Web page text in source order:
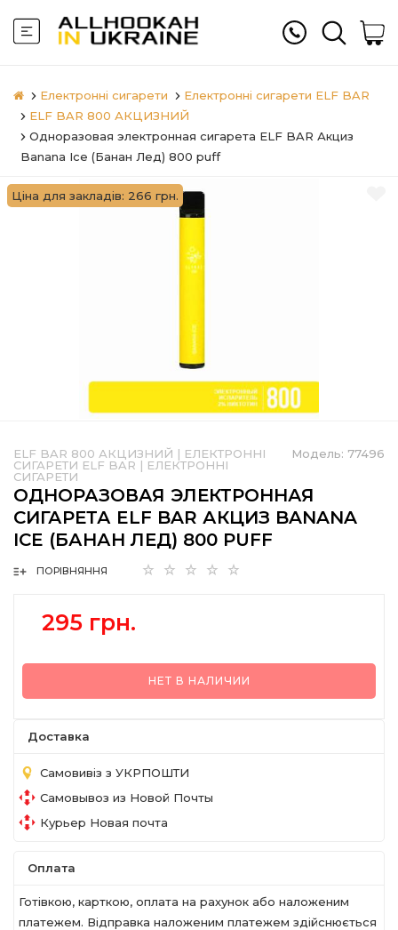
Електронні сигарети
Електронні сигарети ELF BAR
ELF BAR 800 АКЦИЗНИЙ
Одноразовая электронная сигарета ELF BAR Акциз
Banana Ice (Банан Лед) 800 puff
Ціна для закладів: 266 грн.
Модель: 77496
ELF BAR 800 АКЦИЗНИЙ | ЕЛЕКТРОННІ
СИГАРЕТИ ELF BAR | ЕЛЕКТРОННІ
СИГАРЕТИ
ОДНОРАЗОВАЯ ЭЛЕКТРОННАЯ
СИГАРЕТА ELF BAR АКЦИЗ BANANA
ICE (БАНАН ЛЕД) 800 PUFF
ПОРІВНЯННЯ
295 грн.
НЕТ В НАЛИЧИИ
Доставка
Самовивіз з УКРПОШТИ
Самовывоз из Новой Почты
Курьер Новая почта
Оплата
Готівкою, карткою, оплата на рахунок або наложеним
платежем. Відправка наложеним платежем здійснюється